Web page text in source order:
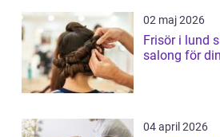
02 maj 2026
Frisör i lund så hittar du rätt
salong för
04 april 2026